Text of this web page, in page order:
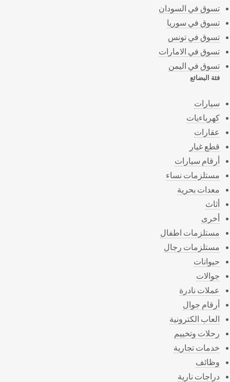
تسوق في السودان
تسوق في سوريا
تسوق في تونس
تسوق في الامارات
تسوق في اليمن
فئة البضائع
سيارات
كهرباءيات
عقارات
قطع غيار
أرقام سيارات
مستلزمات نساء
معدات بحرية
أثاث
أخرى
مستلزمات اطفال
مستلزمات رجال
حيوانات
جوالات
عملات نادرة
أرقام جوال
العاب الكترونية
رحلات وتخييم
خدمات تجارية
وظائف
دراجات نارية